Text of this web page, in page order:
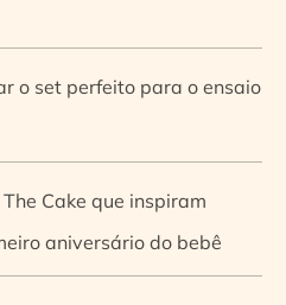
o set perfeito para o ensaio
Cake que inspiram
aniversário do bebê